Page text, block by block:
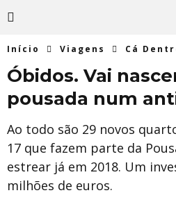
Início Viagens Cá
Óbidos. Vai
pousada num
Ao todo são 29 novos
17 que fazem parte da
estrear já em 2018. Um
milhões de euros.